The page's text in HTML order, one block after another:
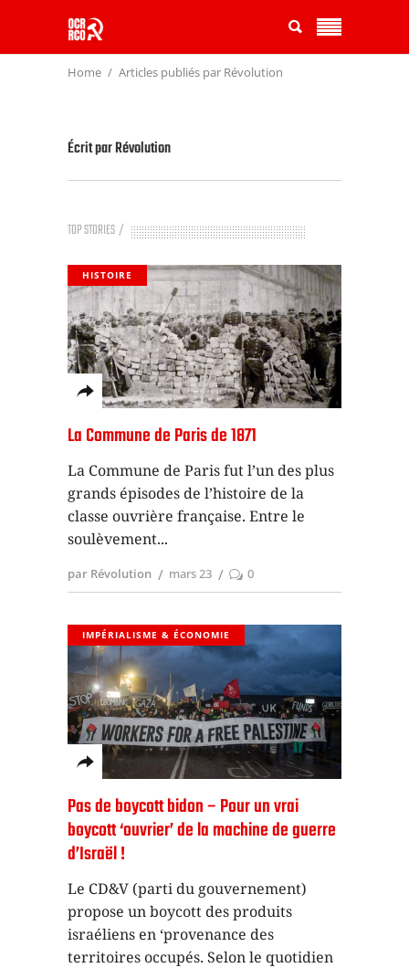
Home Articles publiés par Révolution
Écrit parRévolution
TOP STORIES
HISTOIRE
La Commune de Paris de 1871
La Commune de Paris fut l’un des plus
grands épisodes de l’histoire de la
classe ouvrière française. Entre le
soulèvement
par Révolution mars 23 0
IMPÉRIALISME & ÉCONOMIE
Pas de boycott bidon – Pour un vrai
boycott ‘ouvrier’ de la machine de guerre
d’Israël !
Le CD&V (parti du gouvernement)
propose un boycott des produits
israéliens en ‘provenance des
territoires occupés. Selon le quotidien